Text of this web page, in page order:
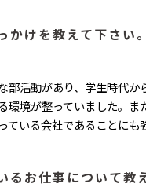
かけを教えて下さい。
部活動があり、学生時代か
環境が整っていました。ま
ている会社であることにも
るお仕事について教